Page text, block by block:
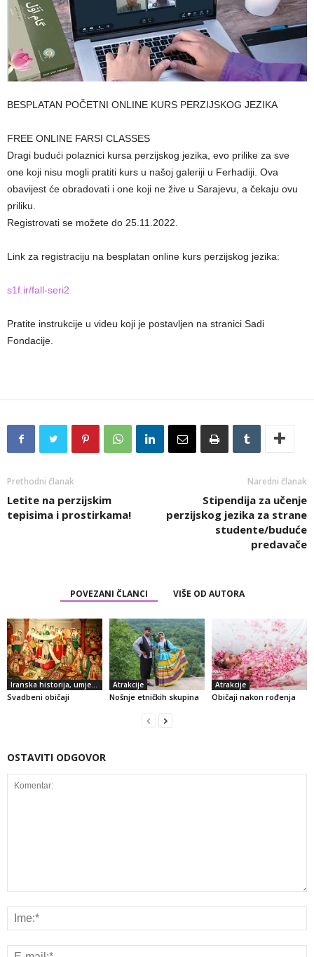
BESPLATAN POČETNI ONLINE KURS PERZIJSKOG JEZIKA
FREE ONLINE FARSI CLASSES
Dragi budući polaznici kursa perzijskog jezika, evo prilike za sve
one koji nisu mogli pratiti kurs u našoj galeriji u Ferhadiji. Ova
obavijest će obradovati i one koji ne žive u Sarajevu, a čekaju ovu
priliku.
Registrovati se možete do 25.11.2022.
Link za registraciju na besplatan online kurs perzijskog jezika:
s1f.ir/fall-seri2
Pratite instrukcije u videu koji je postavljen na stranici Sadi
Fondacije.
Prethodni članak
Letite na perzijskim
tepisima i prostirkama!
Naredni članak
Stipendija za učenje
perzijskog jezika za strane
studente/buduće
predavače
POVEZANI ČLANCI VIŠE OD AUTORA
Svadbeni običaji
Atrakcije
Nošnje etničkih skupina
Atrakcije
Običaji nakon rođenja
OSTAVITI ODGOVOR